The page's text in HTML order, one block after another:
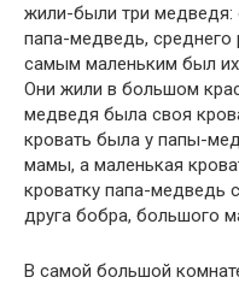
жили-были три
папа-медведь,
самым маленьким был
Они жили в большом
медведя была своя
кровать была у папы-
мамы, а маленькая
кроватку папа-медведь
друга бобра, большого
В самой большой